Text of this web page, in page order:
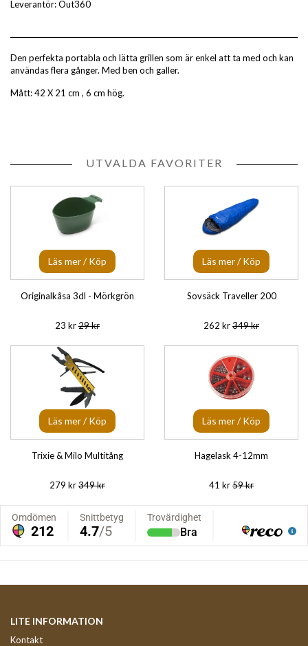
Leverantör:Out360
Den perfekta portabla och lätta grillen som är enkel att ta med och kan
användas flera gånger. Med ben och galler.
Mått: 42 X 21 cm , 6 cm hög.
UTVALDA FAVORITER
Läs mer / Köp
Originalkåsa 3dl - Mörkgrön
23 kr29 kr
Läs mer / Köp
Sovsäck Traveller 200
262 kr349 kr
Läs mer / Köp
Trixie & Milo Multitång
279 kr349 kr
Läs mer / Köp
Hagelask 4-12mm
41 kr59 kr
LITE INFORMATION
Kontakt